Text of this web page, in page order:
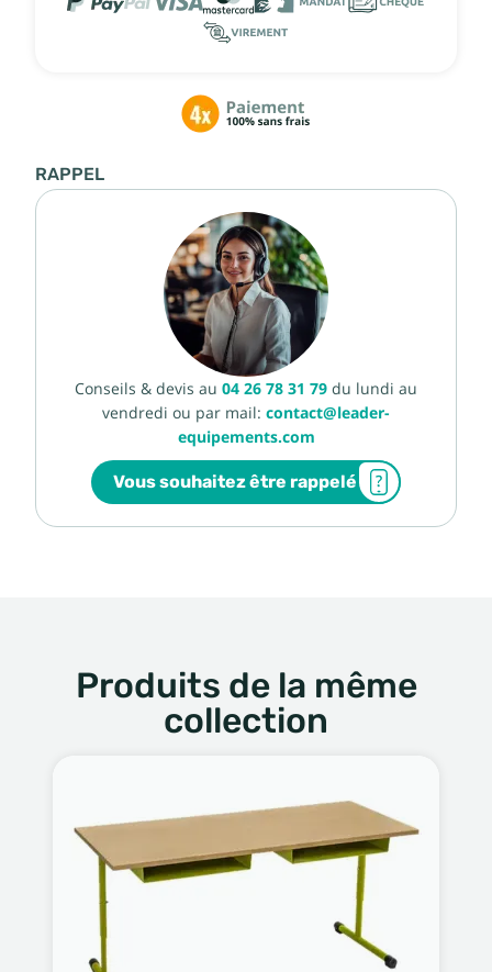
RAPPEL
Conseils & devis au 04 26 78 31 79 du lundi au
vendredi ou par mail: contact@leader-
equipements.com
Vous souhaitez être rappelé
Produits de la même
collection